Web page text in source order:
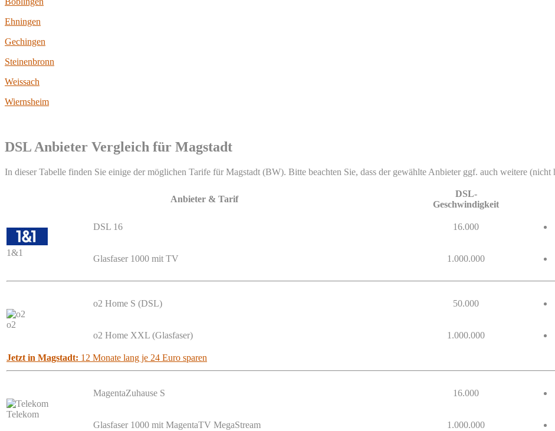
Ehningen
Gechingen
Steinenbronn
Weissach
Wiernsheim
DSL Anbieter Vergleich für Magstadt
In dieser Tabelle finden Sie einige der möglichen Tarife für Magstadt (BW). Bitte beachten Sie, dass der gewählte Anbieter ggf. auch weitere
Anbieter & Tarif
DSL-
Geschwindigkeit
1&1
DSL 16 16.000
Glasfaser 1000 mit TV 1.000.000
o2
o2 Home S (DSL) 50.000
o2 Home XXL (Glasfaser) 1.000.000
Jetzt in Magstadt: 12 Monate lang je 24 Euro sparen
Telekom
MagentaZuhause S 16.000
Glasfaser 1000 mit MagentaTV MegaStream 1.000.000